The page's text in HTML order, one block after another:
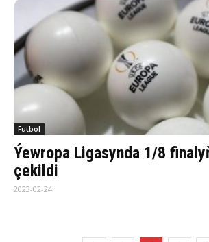
Futbol
Ýewropa Ligasynda 1/8
çekildi
2023-02-24